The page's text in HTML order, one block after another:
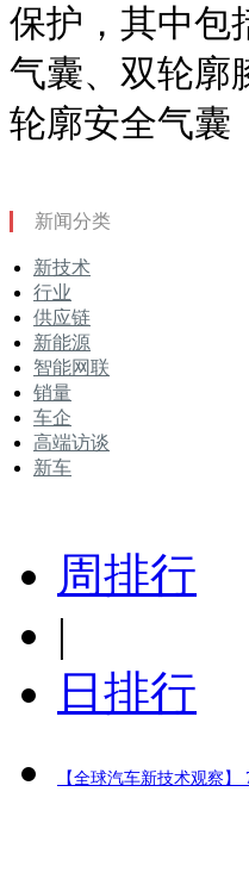
保护，其中包
气囊、双轮廓
轮廓安全气囊
新闻分类
新技术
行业
供应链
新能源
智能网联
销量
车企
高端访谈
新车
周排行
|
日排行
【全球汽车新技术观察】